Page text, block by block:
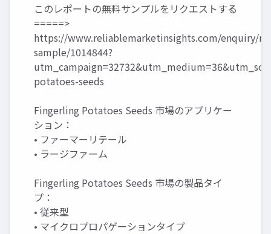
このレポートの無料サンプルをリクエストする
=====>
https://www.reliablemarketinsights.com/enquiry/
sample/1014844?
potatoes-seeds
Fingerling Potatoes Seeds 市場のアプリケー
ション：
• ファーマーリテール
• ラージファーム
Fingerling Potatoes Seeds 市場の製品タイ
プ：
• 従来型
• マイクロプロパゲーションタイプ